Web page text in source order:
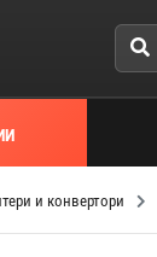
и конвертори